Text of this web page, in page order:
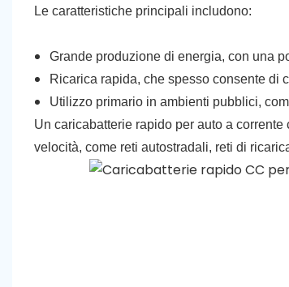
Le caratteristiche principali includono:
Grande produzione di energia, con una
Ricarica rapida, che spesso consente di
Utilizzo primario in ambienti pubblici,
Un caricabatterie rapido per auto a
velocità, come reti autostradali, reti di